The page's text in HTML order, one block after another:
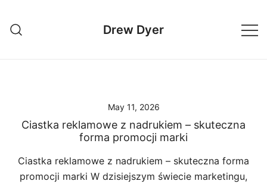
content
Drew Dyer
May 11, 2026
Ciastka reklamowe z nadrukiem – skuteczna
forma promocji marki
Ciastka reklamowe z nadrukiem – skuteczna forma
promocji marki W dzisiejszym świecie marketingu,